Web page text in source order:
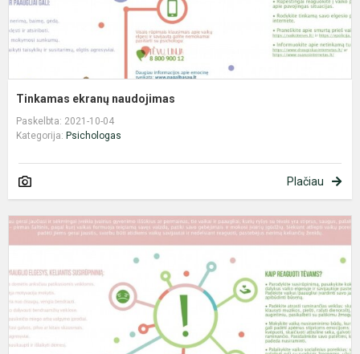
Tinkamas ekranų naudojimas
Paskelbta: 2021-10-04
Kategorija: Psichologas
Plačiau